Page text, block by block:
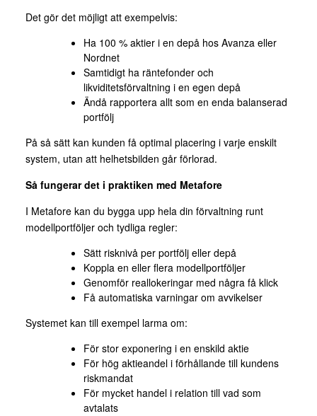
Det gör det möjligt att exempelvis:
Ha 100 % aktier i en depå hos Avanza eller
Nordnet
Samtidigt ha räntefonder och
likviditetsförvaltning i en egen depå
Ändå rapportera allt som en enda balanserad
portfölj
På så sätt kan kunden få optimal placering i varje enskilt
system, utan att helhetsbilden går förlorad.
Så fungerar det i praktiken med Metafore
I Metafore kan du bygga upp hela din förvaltning runt
modellportföljer och tydliga regler:
Sätt risknivå per portfölj eller depå
Koppla en eller flera modellportföljer
Genomför reallokeringar med några få klick
Få automatiska varningar om avvikelser
Systemet kan till exempel larma om:
För stor exponering i en enskild aktie
För hög aktieandel i förhållande till kundens
riskmandat
För mycket handel i relation till vad som
avtalats